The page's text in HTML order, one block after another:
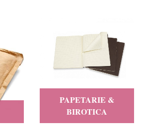
PAPETARIE &
BIROTICA